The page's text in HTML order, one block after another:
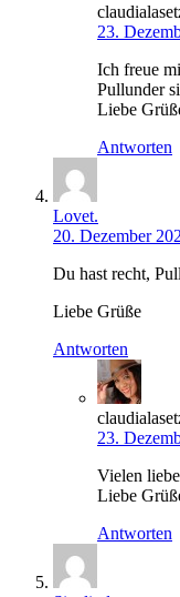
23.
Ich freue
Pullunder
Liebe
Antworten
Lovet.
20. Dezember
Du hast recht,
Liebe Grüße
Antworten
23.
Vielen
Liebe
Antworten